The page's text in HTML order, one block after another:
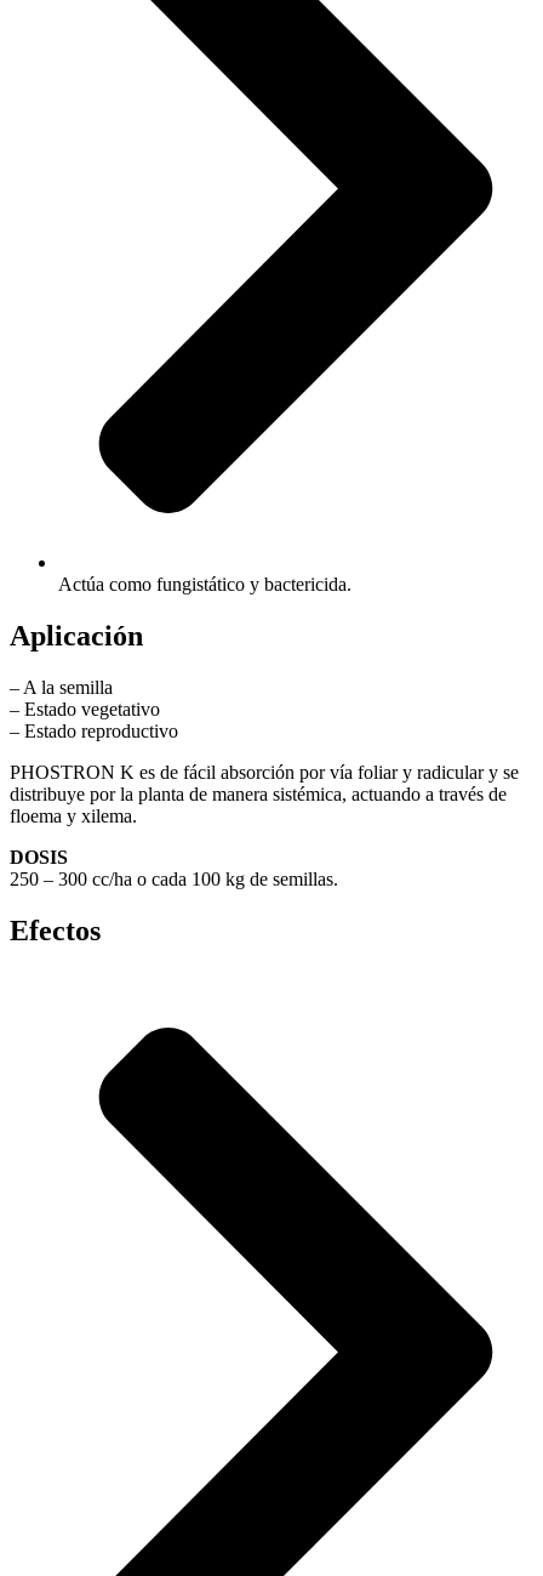
Actúa como fungistático y bactericida.
Aplicación
– A la semilla
– Estado vegetativo
– Estado reproductivo
PHOSTRON K es de fácil absorción por vía foliar y radicular y se
distribuye por la planta de manera sistémica, actuando a través de
floema y xilema.
DOSIS
250 – 300 cc/ha o cada 100 kg de semillas.
Efectos